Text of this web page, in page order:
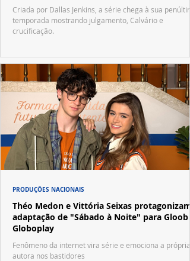
Criada por Dallas Jenkins, a série chega à sua
temporada mostrando julgamento, Calvário e
crucificação.
Théo Medon e Vittória Seixas protagonizam
adaptação de "Sábado à Noite" para Gloob e
Globoplay
Fenômeno da internet vira série e emociona a própria
autora nos bastidores
PRODUÇÕES NACIONAIS